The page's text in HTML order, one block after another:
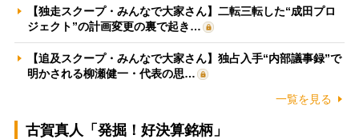
【独走スクープ・みんなで大家さん】二転三転した“成田プロ
ジェクト”の計画変更の裏で起き…
【追及スクープ・みんなで大家さん】独占入手“内部議事録”で
明かされる柳瀬健一・代表の思…
一覧を見る
古賀真人「発掘！好決算銘柄」